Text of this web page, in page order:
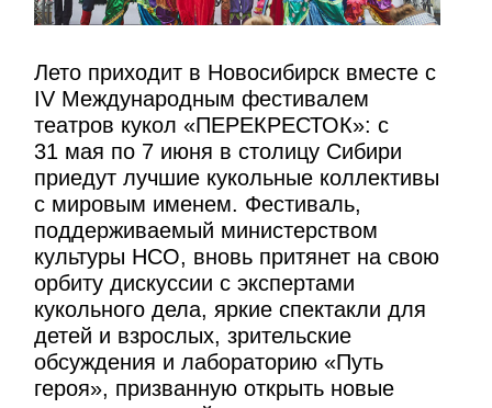
Лето приходит в Новосибирск вместе с
IV Международным фестивалем
театров кукол «ПЕРЕКРЕСТОК»: с
31 мая по 7 июня в столицу Сибири
приедут лучшие кукольные коллективы
с мировым именем. Фестиваль,
поддерживаемый министерством
культуры НСО, вновь притянет на свою
орбиту дискуссии с экспертами
кукольного дела, яркие спектакли для
детей и взрослых, зрительские
обсуждения и лабораторию «Путь
героя», призванную открыть новые